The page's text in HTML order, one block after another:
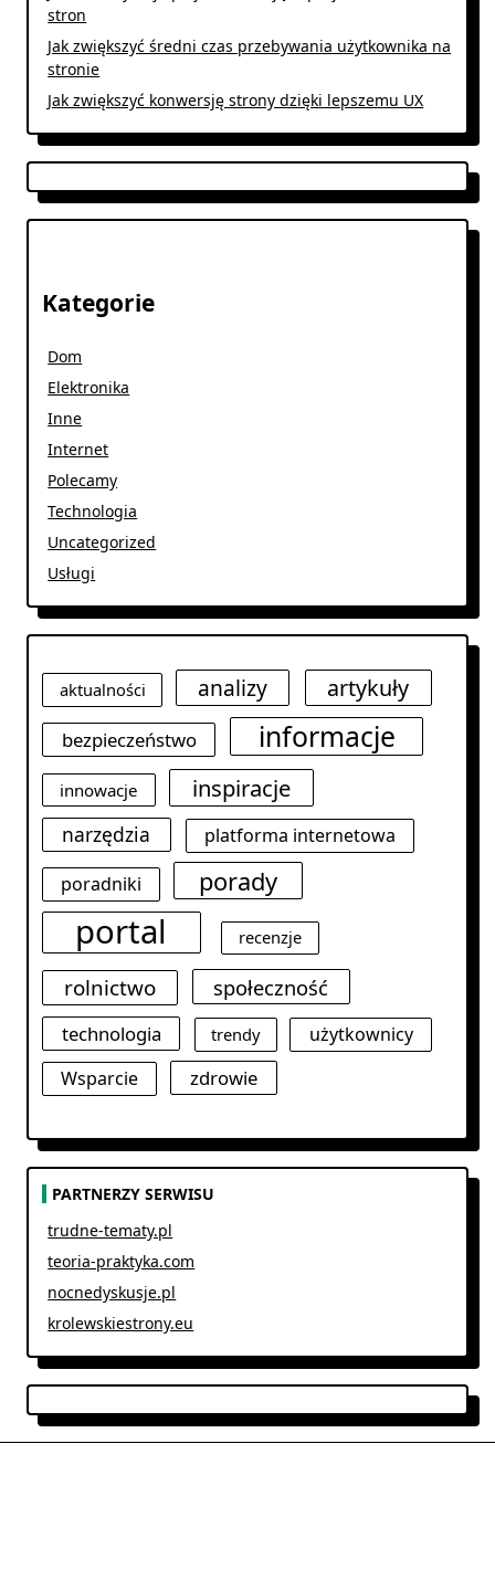
stron
Jak zwiększyć średni czas przebywania użytkownika na
stronie
Jak zwiększyć konwersję strony dzięki lepszemu UX
Kategorie
Dom
Elektronika
Inne
Internet
Polecamy
Technologia
Uncategorized
Usługi
aktualności analizy artykuły
bezpieczeństwo informacje
innowacje inspiracje
narzędzia
platforma internetowa
poradniki
porady
portal recenzje
rolnictwo społeczność
technologia trendy
użytkownicy
Wsparcie
zdrowie
PARTNERZY SERWISU
trudne-tematy.pl
teoria-praktyka.com
nocnedyskusje.pl
krolewskiestrony.eu